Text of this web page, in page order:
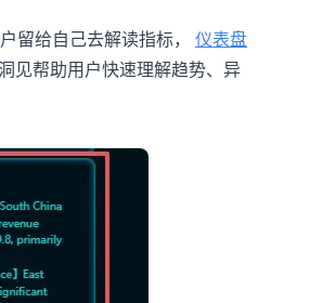
留给自己去解读指标， 仪表盘
见帮助用户快速理解趋势、异